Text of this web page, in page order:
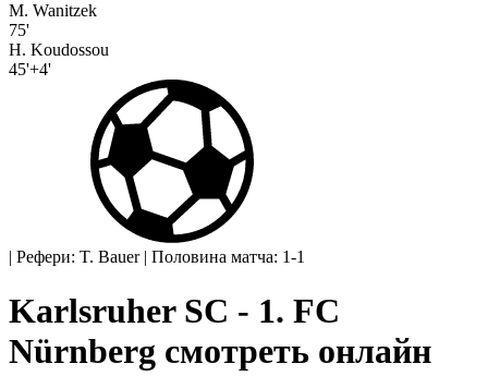
M. Wanitzek
75'
H. Koudossou
45'+4'
| Рефери: T. Bauer | Половина матча: 1-1
Karlsruher SC - 1. FC
Nürnberg смотреть онлайн